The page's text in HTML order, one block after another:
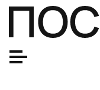
Самый самобытный